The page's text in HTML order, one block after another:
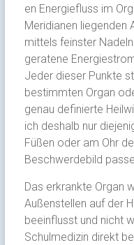
en Energiefluss im
Meridianen liegenden
mittels feinster
geratene
Jeder dieser Punkte
bestimmten Organ
genau definierte
ich deshalb nur
Füßen oder am Ohr
Beschwerdebild
Das erkrankte Organ
Außenstellen auf der
beeinflusst und nicht
Schulmedizin direkt